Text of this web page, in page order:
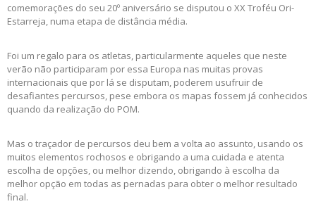
comemorações do seu 20º aniversário se disputou o XX Troféu Ori-
Estarreja, numa etapa de distância média.
Foi um regalo para os atletas, particularmente aqueles que neste
verão não participaram por essa Europa nas muitas provas
internacionais que por lá se disputam, poderem usufruir de
desafiantes percursos, pese embora os mapas fossem já conhecidos
quando da realização do POM.
Mas o traçador de percursos deu bem a volta ao assunto, usando os
muitos elementos rochosos e obrigando a uma cuidada e atenta
escolha de opções, ou melhor dizendo, obrigando à escolha da
melhor opção em todas as pernadas para obter o melhor resultado
final.